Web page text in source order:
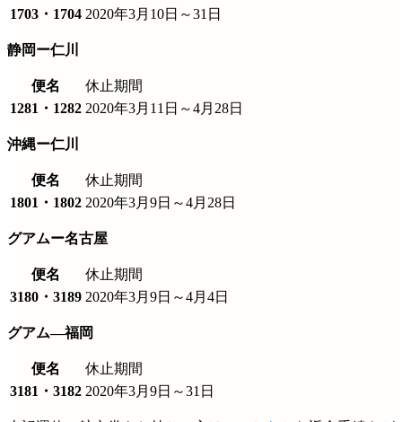
1703・1704 2020年3月10日～31日
静岡ー仁川
便名
休止期間
1281・1282 2020年3月11日～4月28日
沖縄ー仁川
便名
休止期間
1801・1802 2020年3月9日～4月28日
グアムー名古屋
便名
休止期間
3180・3189 2020年3月9日～4月4日
グアム―福岡
便名
休止期間
3181・3182 2020年3月9日～31日